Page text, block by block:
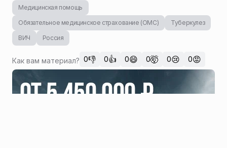
Медицинская помощь
Обязательное медицинское страхование (ОМС)
Туберкулез
ВИЧ
Россия
Как вам материал? 0👎 0👍 0😄 0🤯 0😢 0😡